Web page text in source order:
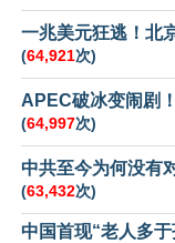
一兆美元狂逃！北
(64,921次)
APEC破冰变闹剧
(64,997次)
中共至今为何没有
(63,432次)
中国首现“老人多